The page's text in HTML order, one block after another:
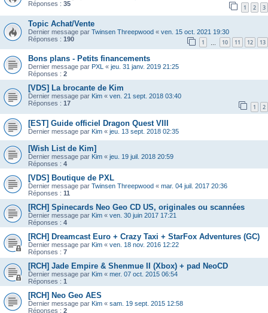
Réponses : 35 1 2 3
Topic Achat/Vente
Dernier message par Twinsen Threepwood « ven. 15 oct. 2021 19:30
Réponses : 190 1 10 11 12 13
Bons plans - Petits financements
Dernier message par PXL « jeu. 31 janv. 2019 21:25
Réponses : 2
[VDS] La brocante de Kim
Dernier message par Kim « ven. 21 sept. 2018 03:40
Réponses : 17 1 2
[EST] Guide officiel Dragon Quest VIII
Dernier message par Kim « jeu. 13 sept. 2018 02:35
[Wish List de Kim]
Dernier message par Kim « jeu. 19 juil. 2018 20:59
Réponses : 4
[VDS] Boutique de PXL
Dernier message par Twinsen Threepwood « mar. 04 juil. 2017 20:36
Réponses : 11
[RCH] Spinecards Neo Geo CD US, originales ou scannées
Dernier message par Kim « ven. 30 juin 2017 17:21
Réponses : 4
[RCH] Dreamcast Euro + Crazy Taxi + StarFox Adventures (GC)
Dernier message par Kim « ven. 18 nov. 2016 12:22
Réponses : 7
[RCH] Jade Empire & Shenmue II (Xbox) + pad NeoCD
Dernier message par Kim « mer. 07 oct. 2015 06:54
Réponses : 1
[RCH] Neo Geo AES
Dernier message par Kim « sam. 19 sept. 2015 12:58
Réponses : 2